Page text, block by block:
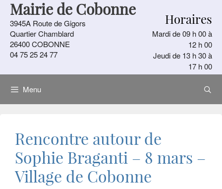
Aller
contenu
Mairie de Cobonne
3945A Route de Gigors
Quartier Chamblard
26400 COBONNE
04 75 25 24 77
Horaires
Mardi de 09 h 00 à
12 h 00
Jeudi de 13 h 30 à
17 h 00
Menu
Rencontre autour de
Sophie Braganti – 8 mars –
Village de Cobonne